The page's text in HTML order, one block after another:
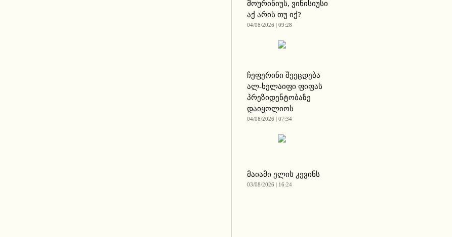
მოურინიუს, ვინისიუსი
აქ არის თუ იქ?
04/08/2026 | 09:28
ჩეფერინი შეეცდება
ალ-ხელაიფი ფიფას
პრეზიდენტობაზე
დაიყოლიოს
04/08/2026 | 07:34
მაიამი ელის კევინს
03/08/2026 | 16:24